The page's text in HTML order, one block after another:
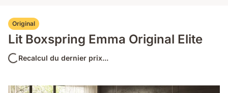
Original
Lit Boxspring Emma Original Elite
Recalcul du dernier prix...